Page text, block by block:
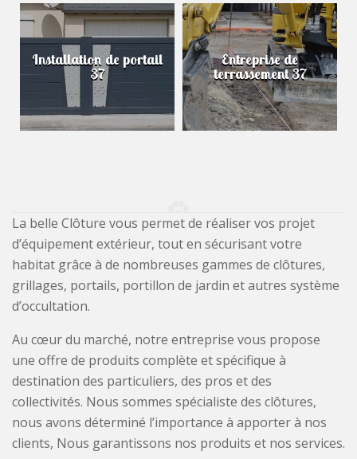
Installation de portail
37
Entreprise de
terrassement 37
La belle Clôture vous permet de réaliser vos projet
d’équipement extérieur, tout en sécurisant votre
habitat grâce à de nombreuses gammes de clôtures,
grillages, portails, portillon de jardin et autres système
d’occultation.
Au cœur du marché, notre entreprise vous propose
une offre de produits complète et spécifique à
destination des particuliers, des pros et des
collectivités. Nous sommes spécialiste des clôtures,
nous avons déterminé l’importance à apporter à nos
clients, Nous garantissons nos produits et nos services.